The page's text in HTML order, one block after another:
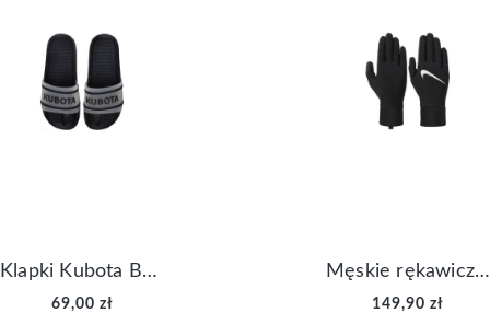
Klapki Kubota Basenowe Gel Czarne
69,00 zł
Męskie rękawiczki Nike Dri-FIT Lightweight Gloves N.RG.M0.082
149,90 zł